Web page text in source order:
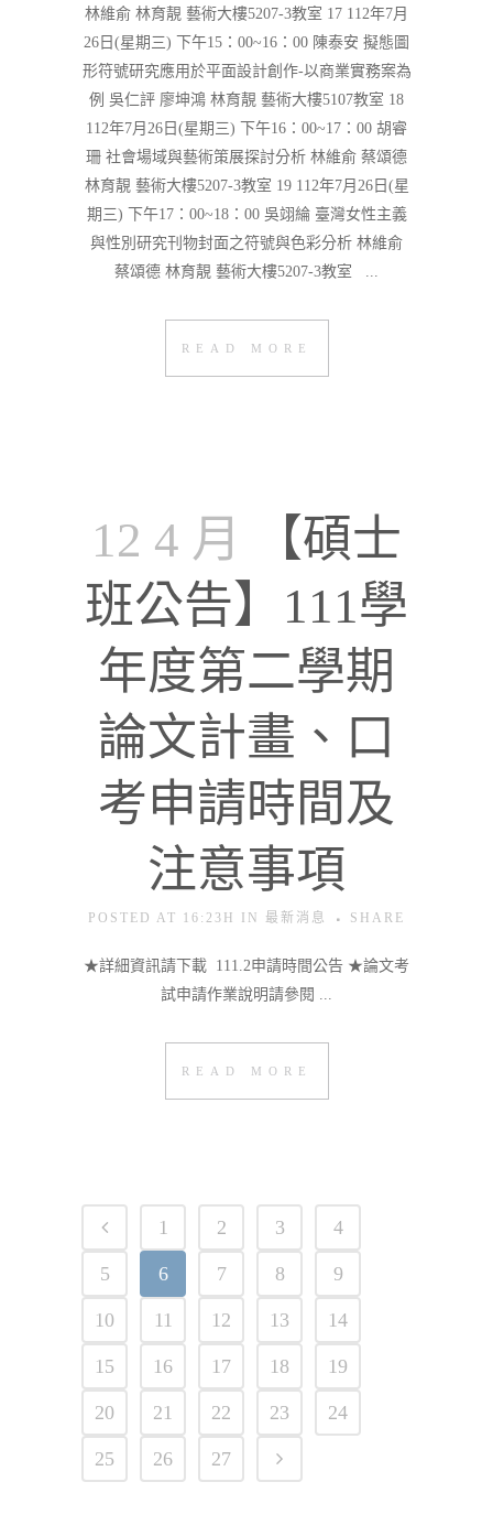
林維俞 林育靚 藝術大樓5207-3教室 17 112年7月
26日(星期三) 下午15：00~16：00 陳泰安 擬態圖
形符號研究應用於平面設計創作-以商業實務案為
例 吳仁評 廖坤鴻 林育靚 藝術大樓5107教室 18
112年7月26日(星期三) 下午16：00~17：00 胡睿
珊 社會場域與藝術策展探討分析 林維俞 蔡頌德
林育靚 藝術大樓5207-3教室 19 112年7月26日(星
期三) 下午17：00~18：00 吳翊綸 臺灣女性主義
與性別研究刊物封面之符號與色彩分析 林維俞
蔡頌德 林育靚 藝術大樓5207-3教室 ...
READ MORE
12 4 月
【碩士
班公告】111學
年度第二學期
論文計畫、口
考申請時間及
注意事項
POSTED AT 16:23H IN 最新消息 SHARE
★詳細資訊請下載 111.2申請時間公告 ★論文考
試申請作業說明請參閱 ...
READ MORE
1 2 3 4
5 6 7 8 9
10 11 12 13 14
15 16 17 18 19
20 21 22 23 24
25 26 27